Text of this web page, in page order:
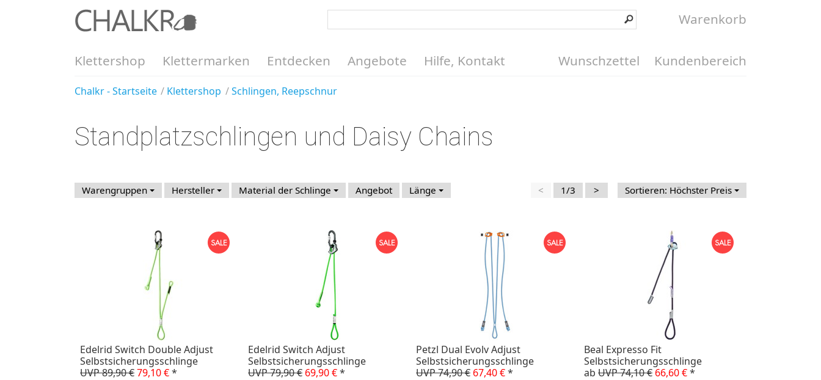
Warenkorb
Klettershop Klettermarken Entdecken Angebote Hilfe, Kontakt Kundenbereich
Wunschzettel
Chalkr - Startseite Klettershop Schlingen, Reepschnur
Standplatzschlingen und Daisy Chains
Sortieren: Höchster Preis
< 1/3 >
Warengruppen Hersteller Material der Schlinge Angebot Länge
Edelrid Switch Double Adjust
Selbstsicherungsschlinge
UVP 89,90 €79,10 €*
Edelrid Switch Adjust
Selbstsicherungsschlinge
UVP 79,90 € 69,90 €*
Petzl Dual Evolv Adjust
Selbstsicherungsschlinge
UVP 74,90 € 67,40 €*
Beal Expresso Fit
Selbstsicherungsschlinge
ab UVP 74,10 € 66,60 €*